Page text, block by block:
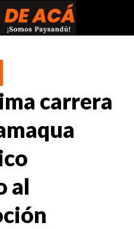
carrera
al